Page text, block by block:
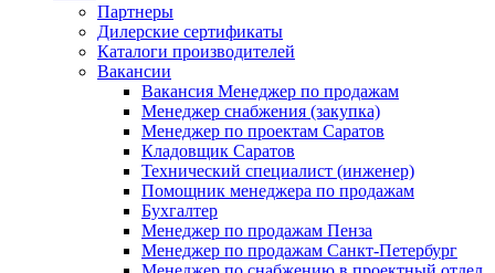
Партнеры
Дилерские сертификаты
Каталоги производителей
Вакансии
Вакансия Менеджер по продажам
Менеджер снабжения (закупка)
Менеджер по проектам Саратов
Кладовщик Саратов
Технический специалист (инженер)
Помощник менеджера по продажам
Бухгалтер
Менеджер по продажам Пенза
Менеджер по продажам Санкт-Петербург